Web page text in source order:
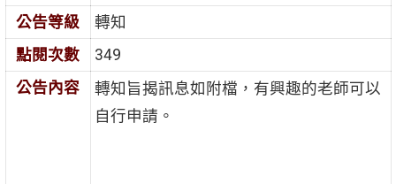
公告等級
轉知
點閱次數
349
公告內容
轉知旨揭訊息如附檔，有興趣的老師可以
自行申請。